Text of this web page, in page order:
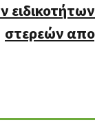
στερεών